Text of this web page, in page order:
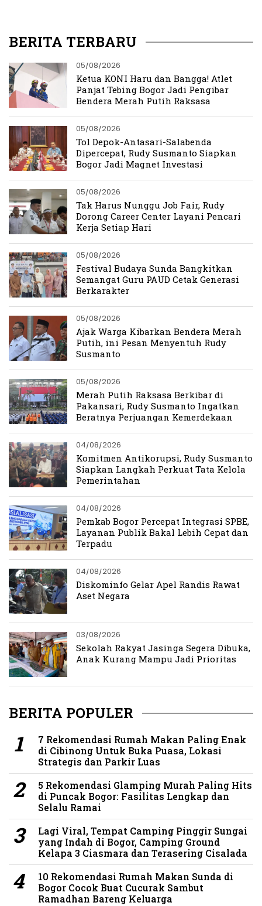
BERITA TERBARU
05/08/2026
Ketua KONI Haru dan Bangga! Atlet
Panjat Tebing Bogor Jadi Pengibar
Bendera Merah Putih Raksasa
05/08/2026
Tol Depok-Antasari-Salabenda
Dipercepat, Rudy Susmanto Siapkan
Bogor Jadi Magnet Investasi
05/08/2026
Tak Harus Nunggu Job Fair, Rudy
Dorong Career Center Layani Pencari
Kerja Setiap Hari
05/08/2026
Festival Budaya Sunda Bangkitkan
Semangat Guru PAUD Cetak Generasi
Berkarakter
05/08/2026
Ajak Warga Kibarkan Bendera Merah
Putih, ini Pesan Menyentuh Rudy
Susmanto
05/08/2026
Merah Putih Raksasa Berkibar di
Pakansari, Rudy Susmanto Ingatkan
Beratnya Perjuangan Kemerdekaan
04/08/2026
Komitmen Antikorupsi, Rudy Susmanto
Siapkan Langkah Perkuat Tata Kelola
Pemerintahan
04/08/2026
Pemkab Bogor Percepat Integrasi SPBE,
Layanan Publik Bakal Lebih Cepat dan
Terpadu
04/08/2026
Diskominfo Gelar Apel Randis Rawat
Aset Negara
03/08/2026
Sekolah Rakyat Jasinga Segera Dibuka,
Anak Kurang Mampu Jadi Prioritas
BERITA POPULER
7 Rekomendasi Rumah Makan Paling Enak
di Cibinong Untuk Buka Puasa, Lokasi
Strategis dan Parkir Luas
5 Rekomendasi Glamping Murah Paling Hits
di Puncak Bogor: Fasilitas Lengkap dan
Selalu Ramai
Lagi Viral, Tempat Camping Pinggir Sungai
yang Indah di Bogor, Camping Ground
Kelapa 3 Ciasmara dan Terasering Cisalada
10 Rekomendasi Rumah Makan Sunda di
Bogor Cocok Buat Cucurak Sambut
Ramadhan Bareng Keluarga